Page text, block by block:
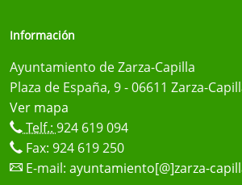
Información
Ayuntamiento de Zarza-Capilla
Plaza de España, 9 - 06611 Zarza-
Ver mapa
Telf.: 924 619 094
Fax: 924 619 250
E-mail: ayuntamiento[@]zarza-